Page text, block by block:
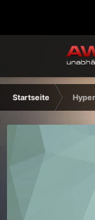
Startseite